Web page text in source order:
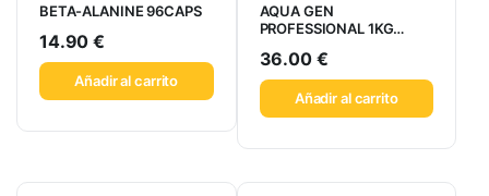
BETA-ALANINE 96CAPS
14.90€
Añadir al carrito
AQUA GEN
PROFESSIONAL 1KG
36.00 €
Añadir al carrito